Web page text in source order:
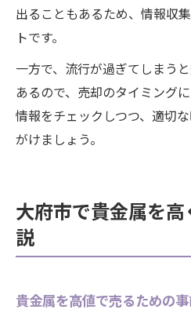
出ることもあるため、情報収
トです。
一方で、流行が過ぎてしまう
あるので、売却のタイミング
情報をチェックしつつ、適切
がけましょう。
大府市で貴金属を
説
貴金属を高値で売るための